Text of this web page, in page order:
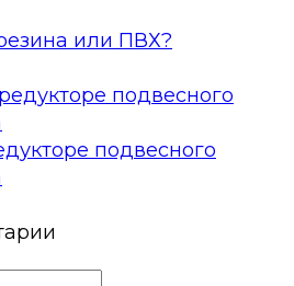
или ПВХ?
подвесного